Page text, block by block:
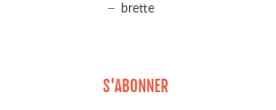
brette
S'ABONNER